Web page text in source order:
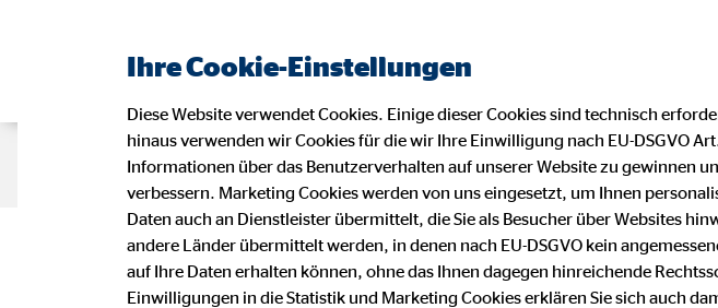
Beraterseite Karriere bei OVB Impressum
Deine Karriere mit
Ihre Cookie-Einstellungen
Diese Website verwendet Cookies. Einige dieser Cookies sind technisch
hinaus verwenden wir Cookies für die wir Ihre Einwilligung nach EU-DSGVO
Informationen über das Benutzerverhalten auf unserer Website zu gewinnen
verbessern. Marketing Cookies werden von uns eingesetzt, um Ihnen
Daten auch an Dienstleister übermittelt, die Sie als Besucher über Websites
andere Länder übermittelt werden, in denen nach EU-DSGVO kein
auf Ihre Daten erhalten können, ohne das Ihnen dagegen hinreichende
Einwilligungen in die Statistik und Marketing Cookies erklären Sie sich auch